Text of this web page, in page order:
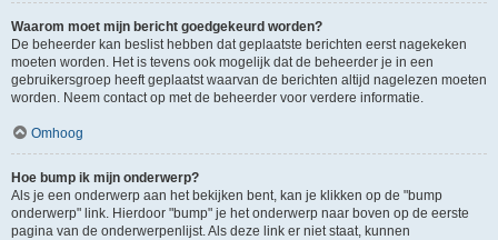
Waarom moet mijn bericht goedgekeurd worden?
De beheerder kan beslist hebben dat geplaatste berichten eerst nagekeken
moeten worden. Het is tevens ook mogelijk dat de beheerder je in een
gebruikersgroep heeft geplaatst waarvan de berichten altijd nagelezen moeten
worden. Neem contact op met de beheerder voor verdere informatie.
Omhoog
Hoe bump ik mijn onderwerp?
Als je een onderwerp aan het bekijken bent, kan je klikken op de "bump
onderwerp" link. Hierdoor "bump" je het onderwerp naar boven op de eerste
pagina van de onderwerpenlijst. Als deze link er niet staat, kunnen